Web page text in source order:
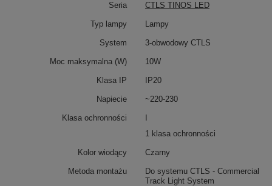
Seria CTLS TINOS LED
Typ lampy Lampy
System 3-obwodowy CTLS
Moc maksymalna (W) 10W
Klasa IP IP20
Napiecie ~220-230
Klasa ochronności
1 klasa ochronności
Kolor wiodący Czarny
Metoda montażu
Do systemu CTLS - Commercial
Track Light System